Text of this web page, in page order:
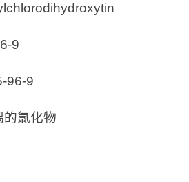
9
96-9
的氯化物